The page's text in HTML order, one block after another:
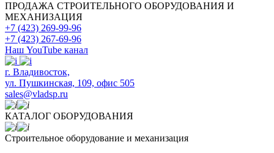
ПРОДАЖА СТРОИТЕЛЬНОГО ОБОРУДОВАНИЯ И
МЕХАНИЗАЦИЯ
+7 (423) 269-99-96
+7 (423) 267-69-96
Наш YouTube канал
​г. Владивосток,
ул. Пушкинская, 109, офис 505
sales@vladsp.ru
КАТАЛОГ ОБОРУДОВАНИЯ
Строительное оборудование и механизация